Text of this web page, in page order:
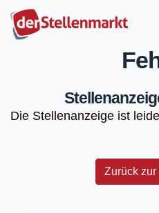
Die Stellenanzeige ist
Zurück zur